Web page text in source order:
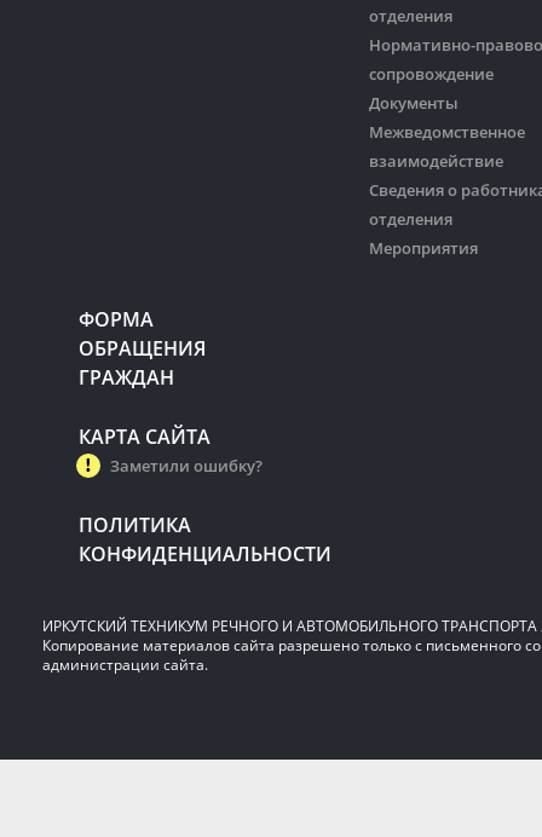
отделения
Нормативно-
сопровождение
Документы
Межведомственное
взаимодействие
Сведения о
отделения
Мероприятия
ФОРМА
ОБРАЩЕНИЯ
ГРАЖДАН
КАРТА САЙТА
Заметили ошибку?
ПОЛИТИКА
КОНФИДЕНЦИАЛЬНОСТИ
ИРКУТСКИЙ ТЕХНИКУМ РЕЧНОГО И АВТОМОБИЛЬНОГО ТРАНСПОРТА
Копирование материалов сайта разрешено только с письменного
администрации сайта.